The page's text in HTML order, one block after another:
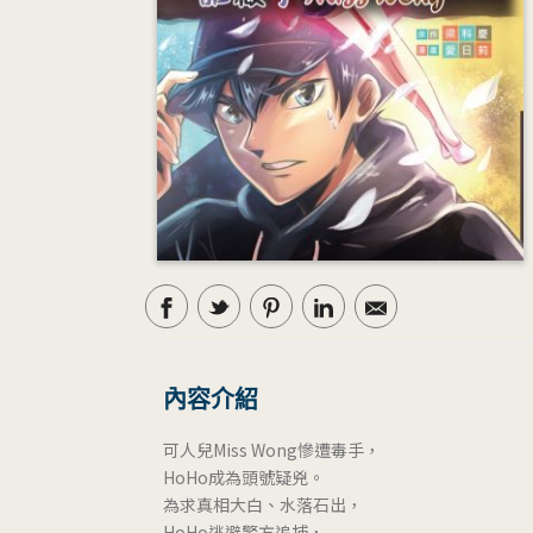
內容介紹
可人兒Miss Wong慘遭毒手，
HoHo成為頭號疑兇。
為求真相大白、水落石出，